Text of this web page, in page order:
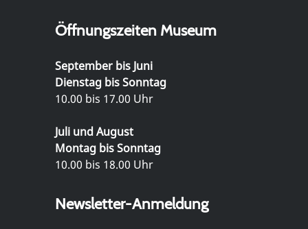
Öffnungszeiten Museum
September bis Juni
Dienstag bis Sonntag
10.00 bis 17.00 Uhr
Juli und August
Montag bis Sonntag
10.00 bis 18.00 Uhr
Newsletter-Anmeldung